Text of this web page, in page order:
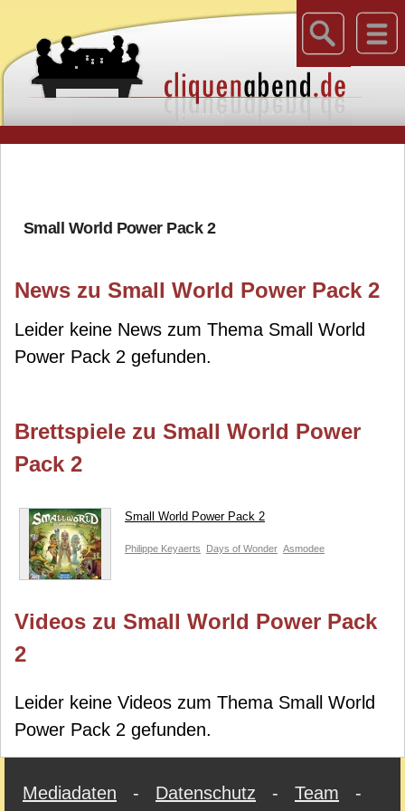
Small World Power Pack 2
News zu Small World Power Pack 2
Leider keine News zum Thema Small World
Power Pack 2 gefunden.
Brettspiele zu Small World Power
Pack 2
Small World Power Pack 2
Philippe Keyaerts Days of Wonder Asmodee
Videos zu Small World Power Pack
2
Leider keine Videos zum Thema Small World
Power Pack 2 gefunden.
Mediadaten - Datenschutz - Team -